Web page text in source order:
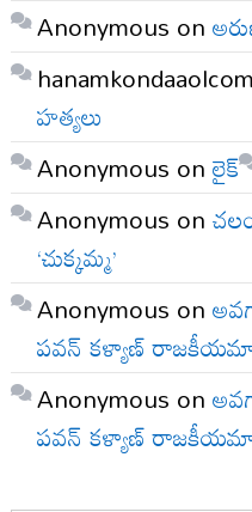
Anonymous on
hanamkondaaolcom
హత్యలు
Anonymous onలైక్
Anonymous on
‘చుక్కమ్మ’
Anonymous on
పవన్ కళ్యాణ్
Anonymous on
పవన్ కళ్యాణ్